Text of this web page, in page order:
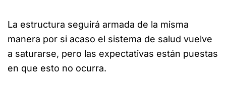
La estructura seguirá armada de la misma
manera por si acaso el sistema de salud vuelve
a saturarse, pero las expectativas están puestas
en que esto no ocurra.